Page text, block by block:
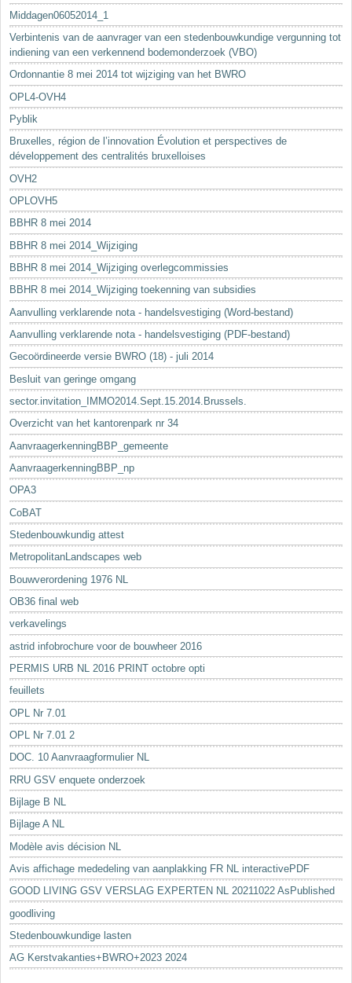
Middagen06052014_1
Verbintenis van de aanvrager van een stedenbouwkundige vergunning tot
indiening van een verkennend bodemonderzoek (VBO)
Ordonnantie 8 mei 2014 tot wijziging van het BWRO
OPL4-OVH4
Pyblik
Bruxelles, région de l’innovation Évolution et perspectives de
développement des centralités bruxelloises
OVH2
OPLOVH5
BBHR 8 mei 2014
BBHR 8 mei 2014_Wijziging
BBHR 8 mei 2014_Wijziging overlegcommissies
BBHR 8 mei 2014_Wijziging toekenning van subsidies
Aanvulling verklarende nota - handelsvestiging (Word-bestand)
Aanvulling verklarende nota - handelsvestiging (PDF-bestand)
Gecoördineerde versie BWRO (18) - juli 2014
Besluit van geringe omgang
sector.invitation_IMMO2014.Sept.15.2014.Brussels.
Overzicht van het kantorenpark nr 34
AanvraagerkenningBBP_gemeente
AanvraagerkenningBBP_np
OPA3
CoBAT
Stedenbouwkundig attest
MetropolitanLandscapes web
Bouwverordening 1976 NL
OB36 final web
verkavelings
astrid infobrochure voor de bouwheer 2016
PERMIS URB NL 2016 PRINT octobre opti
feuillets
OPL Nr 7.01
OPL Nr 7.01 2
DOC. 10 Aanvraagformulier NL
RRU GSV enquete onderzoek
Bijlage B NL
Bijlage A NL
Modèle avis décision NL
Avis affichage mededeling van aanplakking FR NL interactivePDF
GOOD LIVING GSV VERSLAG EXPERTEN NL 20211022 AsPublished
goodliving
Stedenbouwkundige lasten
AG Kerstvakanties+BWRO+2023 2024